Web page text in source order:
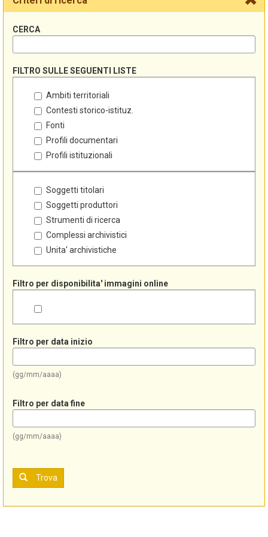
CERCA
FILTRO SULLE SEGUENTI LISTE
Ambiti territoriali
Contesti storico-istituz.
Fonti
Profili documentari
Profili istituzionali
Soggetti titolari
Soggetti produttori
Strumenti di ricerca
Complessi archivistici
Unita' archivistiche
Filtro per disponibilita' immagini online
Filtro per data inizio
(gg/mm/aaaa)
Filtro per data fine
(gg/mm/aaaa)
Trova